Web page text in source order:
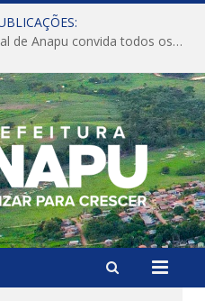
CONVITE A Prefeitura Municipal de Anapu convida todos os servidores públicos municipais para participarem da Audiência Pública de discussão da Lei de Diretrizes Orçamentárias (LDO), importante instrumento de planejamento das ações e investimentos da Administração Pública para o próximo exercício financeiro.